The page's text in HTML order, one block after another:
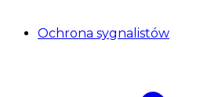
Ochrona sygnalistów